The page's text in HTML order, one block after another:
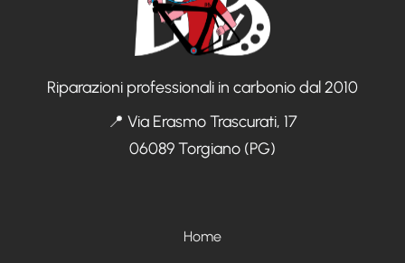
Riparazioni professionali in carbonio dal 2010
📍 Via Erasmo Trascurati, 17
06089 Torgiano (PG)
Home